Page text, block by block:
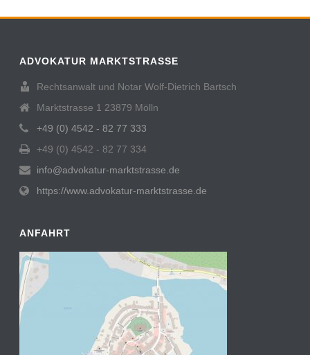
ADVOKATUR MARKTSTRASSE
Rechtsanwalt und Notar Wolf-Dietrich Bartsch
Marktstrasse 1 23879 Mölln
+49 (0) 4542 - 82 77 333
+49 (0) 4542 - 82 77 334
info@advokatur-marktstrasse.de
https://www.advokatur-marktstrasse.de
ANFAHRT